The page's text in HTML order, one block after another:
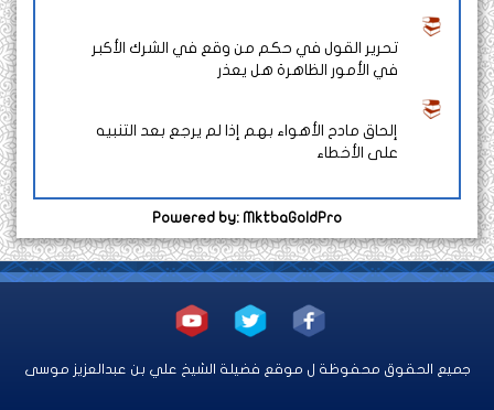
تحرير القول في حكم من وقع في الشرك الأكبر
في الأمور الظاهرة هل يعذر
إلحاق مادح الأهواء بهم إذا لم يرجع بعد التنبيه
على الأخطاء
Powered by: MktbaGoldPro
جميع الحقوق محفوظة ل موقع فضيلة الشيخ علي بن عبدالعزيز موسى